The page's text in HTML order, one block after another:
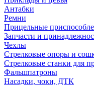
Антабки
Ремни
Прицельные
Запчасти и
Чехлы
Стрелковые опоры и
Стрелковые станки для
Фальшпатроны
Насадки, чоки, ДТК